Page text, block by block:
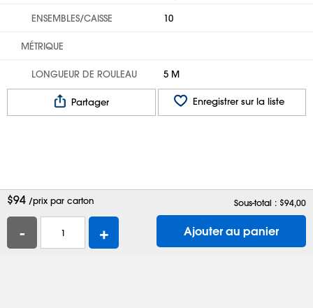
ENSEMBLES/CAISSE 10
MÉTRIQUE
LONGUEUR DE ROULEAU 5 M
Partager Enregistrer sur la liste
$94 /prix par carton Sous-total : $94,00
- + Ajouter au panier